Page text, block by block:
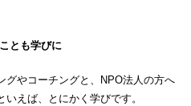
とも学びに
グやコーチングと、NPO法人の方へ
えば、とにかく学びです。